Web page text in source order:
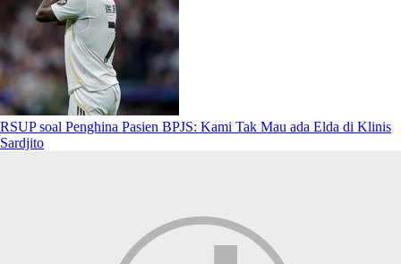
RSUP soal Penghina Pasien BPJS: Kami Tak Mau ada Elda di Klinis
Sardjito